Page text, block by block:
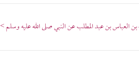
العباس بن عبد المطلب عن النبي صلى الله عليه وسلم >